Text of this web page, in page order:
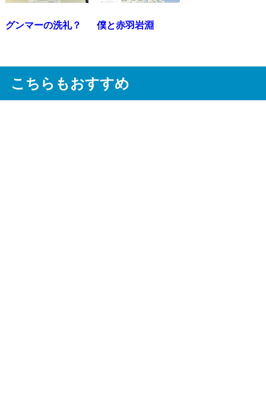
グンマーの洗礼？ 僕と赤羽岩淵
こちらもおすすめ